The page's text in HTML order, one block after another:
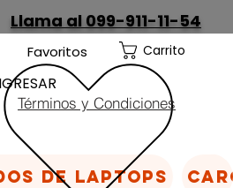
Llama al 099-911-11-54
Favoritos Carrito
Términos y Condiciones
de laptops